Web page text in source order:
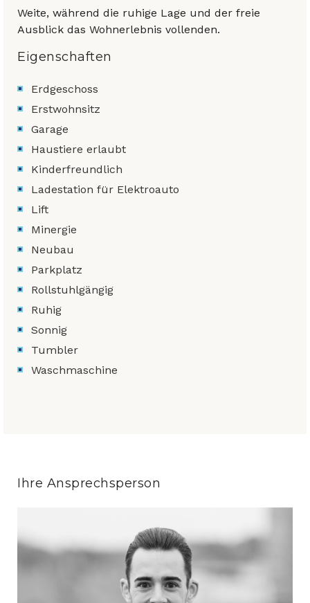
Weite, während die ruhige Lage und der freie
Ausblick das Wohnerlebnis vollenden.
Eigenschaften
Erdgeschoss
Erstwohnsitz
Garage
Haustiere erlaubt
Kinderfreundlich
Ladestation für Elektroauto
Lift
Minergie
Neubau
Parkplatz
Rollstuhlgängig
Ruhig
Sonnig
Tumbler
Waschmaschine
Ihre Ansprechsperson